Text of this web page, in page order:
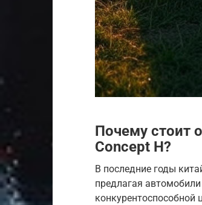
Почему стоит
Concept H?
В последние годы
предлагая
конкурентоспособной